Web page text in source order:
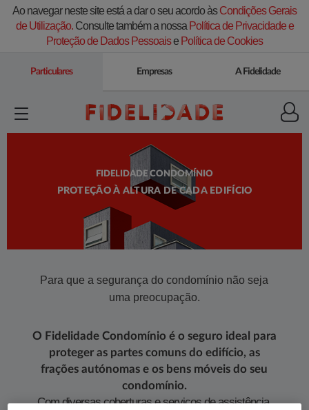
Ao navegar neste site está a dar o seu acordo àsCondições Gerais
de Utilização.Consulte também a nossa Política de Privacidade e
Proteção de Dados Pessoaise Política de Cookies
Particulares Empresas A Fidelidade
FIDELIDADE CONDOMÍNIO
PROTEÇÃO À ALTURA DE CADA EDIFÍCIO
​​Para que a segurança do condomínio não seja
uma preocupação.​​​​​​​​​​​​​​​​​​​​​​​​​​​​​​​​​​​​​​​​​​​​​​​​​​​​​​​​​​​​​​​​​​​​​​​​​​​​​​​​​​​​​​​​​​​​​​​​​​ ​​​​​​
O Fidelidade Condomínio é o seguro ideal para
proteger as partes comuns do edifício, as
frações autónomas e os bens móveis do seu
condomínio.
Com diversas coberturas e serviços de assistência,